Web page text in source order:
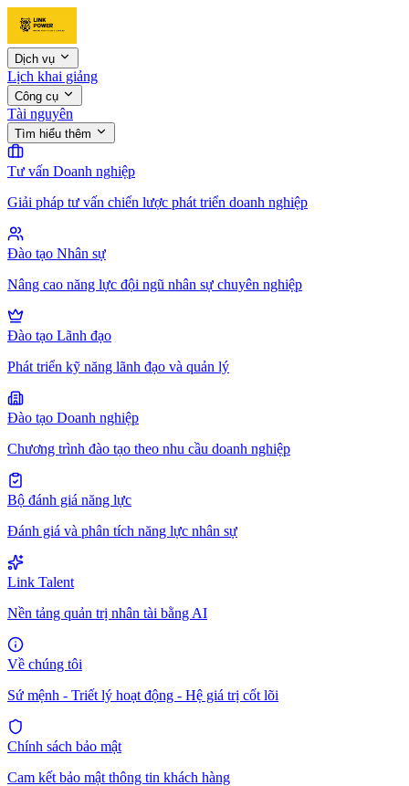
Dịch vụ
Lịch khai giảng
Công cụ
Tài nguyên
Tìm hiểu thêm
Tư vấn Doanh nghiệp
Giải pháp tư vấn chiến lược phát triển doanh nghiệp
Đào tạo Nhân sự
Nâng cao năng lực đội ngũ nhân sự chuyên nghiệp
Đào tạo Lãnh đạo
Phát triển kỹ năng lãnh đạo và quản lý
Đào tạo Doanh nghiệp
Chương trình đào tạo theo nhu cầu doanh nghiệp
Bộ đánh giá năng lực
Đánh giá và phân tích năng lực nhân sự
Link Talent
Nền tảng quản trị nhân tài bằng AI
Về chúng tôi
Sứ mệnh - Triết lý hoạt động - Hệ giá trị cốt lõi
Chính sách bảo mật
Cam kết bảo mật thông tin khách hàng